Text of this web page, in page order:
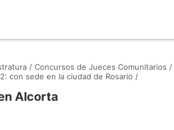
/ Concursos de Jueces Comunitarios /
2: con sede en la ciudad de Rosario /
Alcorta